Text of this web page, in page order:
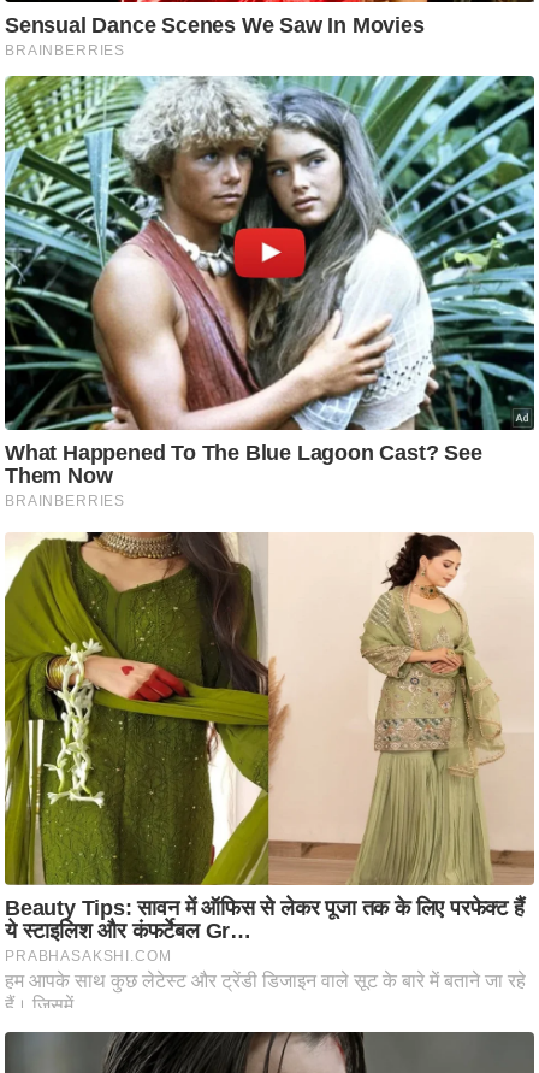
आ
र
.
आ
ई
.
चा
य
प
र
स
मी
क्षा
ध
र्म
ज्यो
ति
ष
भु
म
हि
मा
/
ध
र्म
स्थ
ल
व्र
त
त्यो